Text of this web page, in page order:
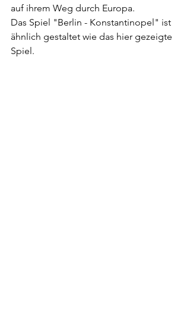
auf ihrem Weg durch Europa.
Das Spiel "Berlin - Konstantinopel" ist
ähnlich gestaltet wie das hier gezeigte
Spiel.